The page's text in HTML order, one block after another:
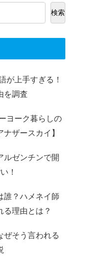
検索
が上手すぎる！
を調査
ヨーク暮らしの
ザースカイ】
ルゼンチンで開
！
誰？ハメネイ師
る理由とは？
ぜそう言われる